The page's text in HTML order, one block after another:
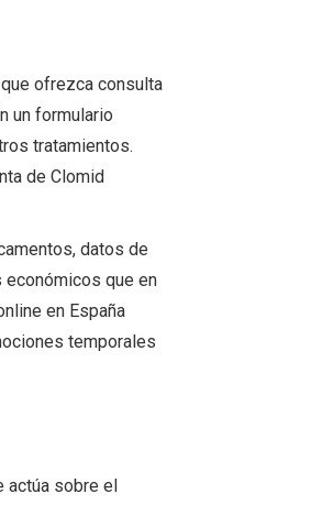
ofrezca consulta
un formulario
tratamientos.
de Clomid
datos de
que en
en España
temporales
actúa sobre el